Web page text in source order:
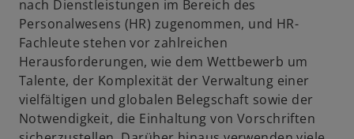
V
i
nach Dienstleistungen im Bereich des
Personalwesens (HR) zugenommen, und HR-
Fachleute stehen vor zahlreichen
Herausforderungen, wie dem Wettbewerb um
Talente, der Komplexität der Verwaltung einer
vielfältigen und globalen Belegschaft sowie der
Notwendigkeit, die Einhaltung von Vorschriften